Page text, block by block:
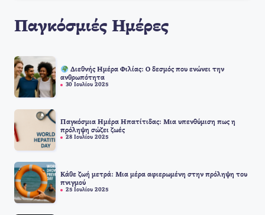
Παγκόσμιές Ημέρες
Διεθνής Ημέρα Φιλίας: Ο δεσμός που ενώνει την
ανθρωπότητα
30 Ιουλίου 2025
Παγκόσμια Ημέρα Ηπατίτιδας: Μια υπενθύμιση πως η
πρόληψη σώζει ζωές
28 Ιουλίου 2025
Κάθε ζωή μετρά: Μια μέρα αφιερωμένη στην πρόληψη του
πνιγμού
25 Ιουλίου 2025